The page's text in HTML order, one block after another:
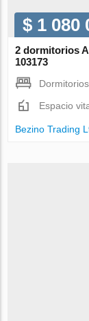
$ 1 080
2 dormitorios
103173
Espacio
Bezino Trading